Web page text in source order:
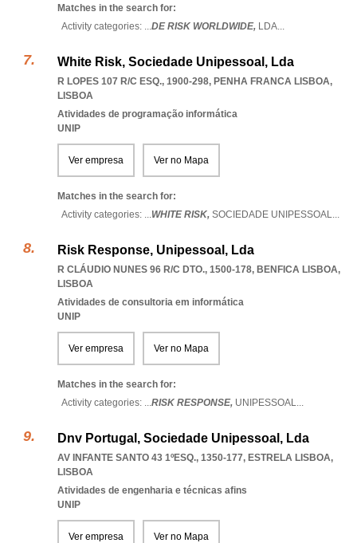
Matches in the search for:
Activity categories: ...DE RISK WORLDWIDE, LDA...
White Risk, Sociedade Unipessoal, Lda
R LOPES 107 R/C ESQ., 1900-298, PENHA FRANCA LISBOA,
LISBOA
Atividades de programação informática
UNIP
Ver empresa Ver no Mapa
Matches in the search for:
Activity categories: ...WHITE RISK, SOCIEDADE UNIPESSOAL...
Risk Response, Unipessoal, Lda
R CLÁUDIO NUNES 96 R/C DTO., 1500-178, BENFICA LISBOA,
LISBOA
Atividades de consultoria em informática
UNIP
Ver empresa Ver no Mapa
Matches in the search for:
Activity categories: ...RISK RESPONSE, UNIPESSOAL...
Dnv Portugal, Sociedade Unipessoal, Lda
AV INFANTE SANTO 43 1ºESQ., 1350-177, ESTRELA LISBOA,
LISBOA
Atividades de engenharia e técnicas afins
UNIP
Ver empresa Ver no Mapa